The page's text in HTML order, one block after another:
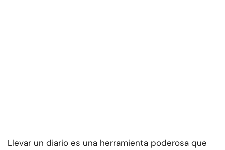
Llevar un diario es una herramienta poderosa que